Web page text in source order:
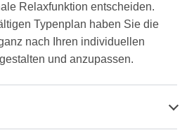
Relaxfunktion entscheiden.
Typenplan haben Sie die
nach Ihren individuellen
und anzupassen.